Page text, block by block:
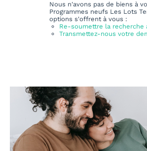
Nous n'avons pas de biens à
Programmes neufs Les Lots
options s'offrent à vous :
Re-soumettre la recherche
Transmettez-nous votre